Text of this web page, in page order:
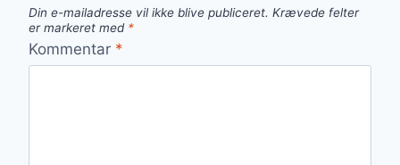
Din e-mailadresse vil ikke blive publiceret. Krævede felter
er markeret med *
Kommentar *